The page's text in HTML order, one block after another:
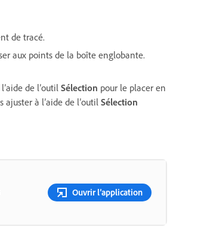
de tracé.
aux points de la boîte englobante.
de l’outil Sélection pour le placer en
ajuster à l’aide de l’outil Sélection
Ouvrir l’application